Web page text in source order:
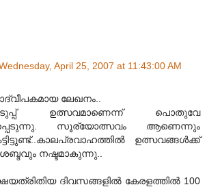
April 25, 2007 at 11:43:00 AM
ലേഖനം..
ഉത്സവമാണെന്ന് പൊതുവേ
സൂര്യോത്സവം ആണെന്നും
ഉത്സവങ്ങള്‍ക്ക്
നഷ്ടമാകുന്നു..
ദിവസങ്ങളില്‍ കേരളത്തില്‍ 100